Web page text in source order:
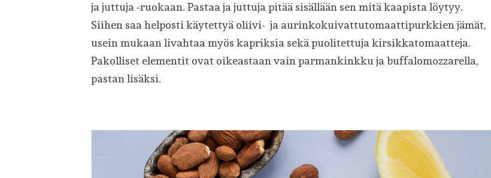
ja juttuja -ruokaan. Pastaa ja juttuja pitää sisällään sen mitä kaapista löytyy.
Siihen saa helposti käytettyä oliivi- ja aurinkokuivattutomaattipurkkien jämät,
usein mukaan livahtaa myös kapriksia sekä puolitettuja kirsikkatomaatteja.
Pakolliset elementit ovat oikeastaan vain parmankinkku ja buffalomozzarella,
pastan lisäksi.